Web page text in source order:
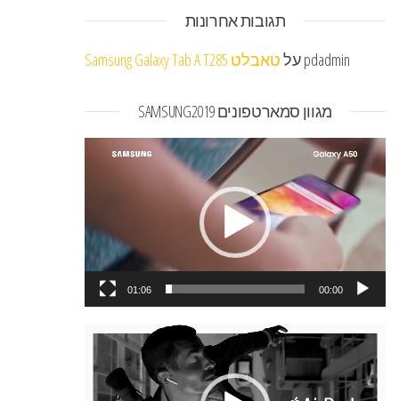
תגובות אחרונות
pdadminעלטאבלט Samsung Galaxy Tab A T285
מגוון סמארטפונים SAMSUNG2019
נגן
וידאו
00:00
01:06
נגן
וידאו